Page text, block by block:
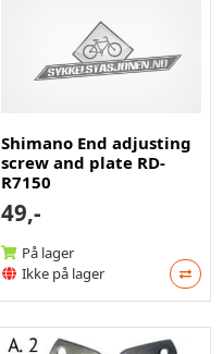
Shimano End adjusting
screw and plate RD-
R7150
49,-
På lager
Ikke på lager